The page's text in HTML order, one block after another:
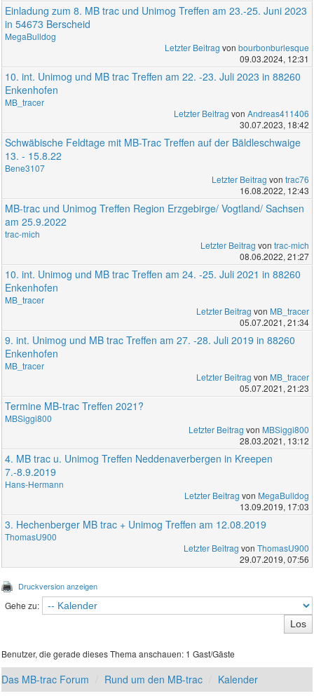
Einladung zum 8. MB trac und Unimog Treffen am 23.-25. Juni 2023
in 54673 Berscheid
MegaBulldog
Letzter Beitrag von bourbonburlesque
09.03.2024, 12:31
10. int. Unimog und MB trac Treffen am 22. -23. Juli 2023 in 88260
Enkenhofen
MB_tracer
Letzter Beitrag von Andreas411406
30.07.2023, 18:42
Schwäbische Feldtage mit MB-Trac Treffen auf der Bäldleschwaige
13. - 15.8.22
Bene3107
Letzter Beitrag von trac76
16.08.2022, 12:43
MB-trac und Unimog Treffen Region Erzgebirge/ Vogtland/ Sachsen
am 25.9.2022
trac-mich
Letzter Beitrag von trac-mich
08.06.2022, 21:27
10. int. Unimog und MB trac Treffen am 24. -25. Juli 2021 in 88260
Enkenhofen
MB_tracer
Letzter Beitrag von MB_tracer
05.07.2021, 21:34
9. int. Unimog und MB trac Treffen am 27. -28. Juli 2019 in 88260
Enkenhofen
MB_tracer
Letzter Beitrag von MB_tracer
05.07.2021, 21:23
Termine MB-trac Treffen 2021?
MBSiggi800
Letzter Beitrag von MBSiggi800
28.03.2021, 13:12
4. MB trac u. Unimog Treffen Neddenaverbergen in Kreepen
7.-8.9.2019
Hans-Hermann
Letzter Beitrag von MegaBulldog
13.09.2019, 17:03
3. Hechenberger MB trac + Unimog Treffen am 12.08.2019
ThomasU900
Letzter Beitrag von ThomasU900
29.07.2019, 07:56
Druckversion anzeigen
Gehe zu:
Benutzer, die gerade dieses Thema anschauen: 1 Gast/Gäste
Das MB-trac Forum Rund um den MB-trac Kalender